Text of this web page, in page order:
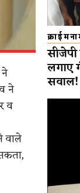
ने
व
वाले
लगाए
सवाल!